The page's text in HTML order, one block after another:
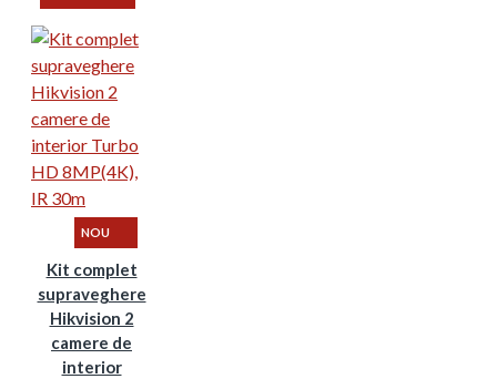
NOU
Kit complet
supraveghere
Hikvision 2
camere de
interior